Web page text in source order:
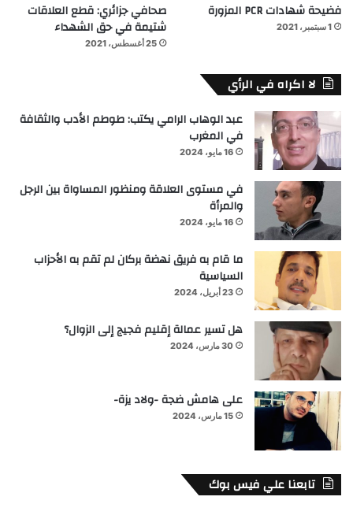
فضيحة شهادات PCR المزورة
1 سبتمبر، 2021
صحافي جزائري: قطع العلاقات
شتيمة في حق الشهداء
25 أغسطس، 2021
لا اكراه في الرأي
عبد الوهاب الرامي يكتب: طوطم الأدب والثقافة
في المغرب
16 مايو، 2024
في مستوى العلاقة ومنظور المساواة بين الرجل
والمرأة
16 مايو، 2024
ما قام به فريق نهضة بركان لم تقم به الأحزاب
السياسية
23 أبريل، 2024
هل تسير عمالة إقليم فجيج إلى الزوال؟
30 مارس، 2024
على هامش ضجة -ولاد يزة-
15 مارس، 2024
تابعنا علي فيس بوك